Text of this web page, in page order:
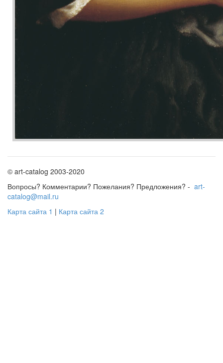
© art-catalog 2003-2020
Вопросы? Комментарии? Пожелания? Предложения? - art-
catalog@mail.ru
Карта сайта 1 | Карта сайта 2